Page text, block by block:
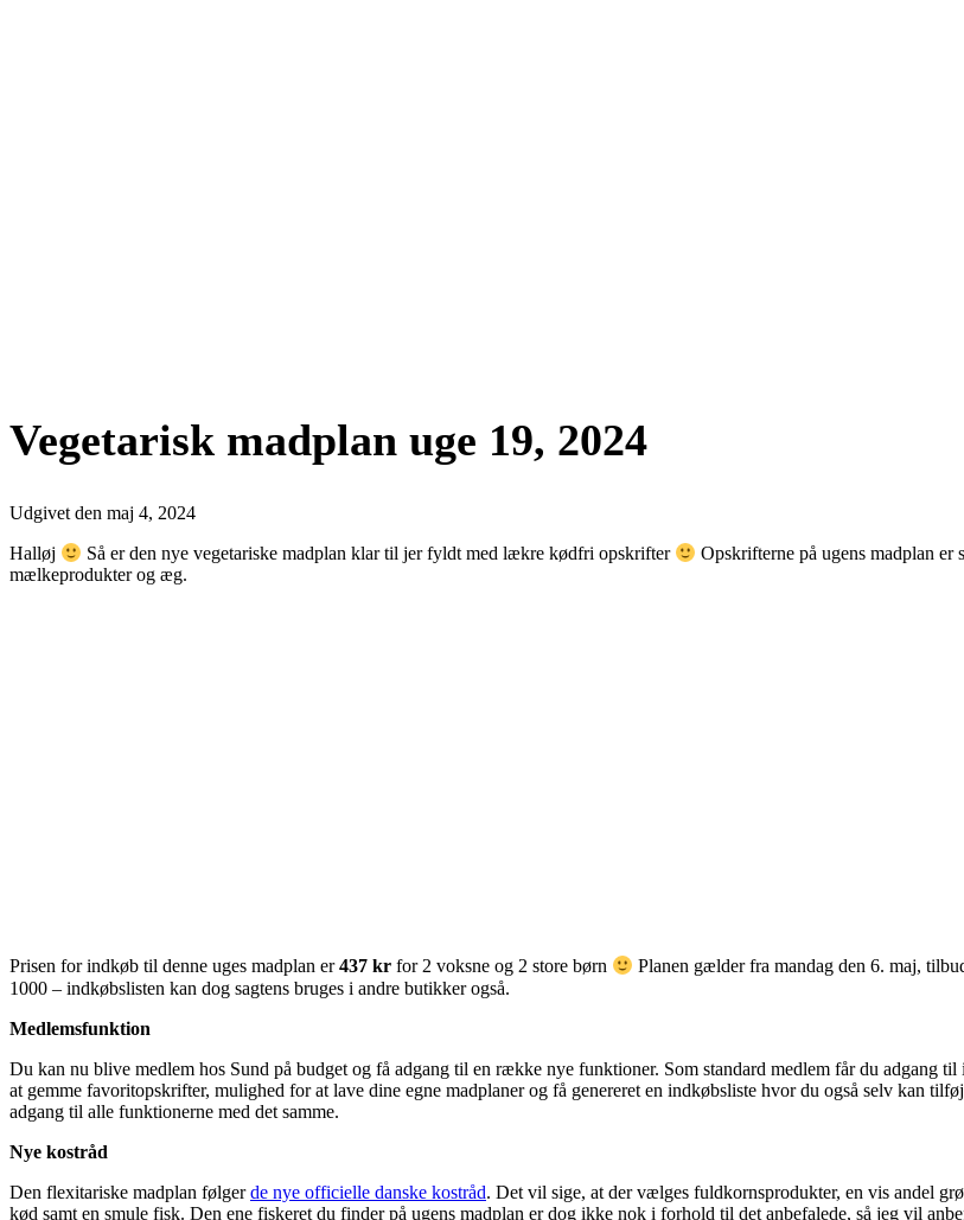
Vegetarisk madplan uge 19, 2024
Udgivet den maj 4, 2024
Halløj Så er den nye vegetariske madplan klar til jer fyldt med lækre kødfri opskrifter
Opskrifterne på ugens madplan er
mælkeprodukter og æg.
Prisen for indkøb til denne uges madplan er437 kr for 2 voksne og 2 store børn
Planen gælder fra mandag den 6. maj,
1000 – indkøbslisten kan dog sagtens bruges i andre butikker også.
Medlemsfunktion
Du kan nu blive medlem hos Sund på budget og få adgang til en række nye funktioner. Som standard medlem får du adgang
at gemme favoritopskrifter, mulighed for at lave dine egne madplaner og få genereret en indkøbsliste hvor du også selv kan
adgang til alle funktionerne med det samme.
Nye kostråd
Den flexitariske madplan følgerde nye officielle danske kostråd. Det vil sige, at der vælges fuldkornsprodukter, en vis andel
kød samt en smule fisk. Den ene fiskeret du finder på ugens madplan er dog ikke nok i forhold til det anbefalede, så jeg vil